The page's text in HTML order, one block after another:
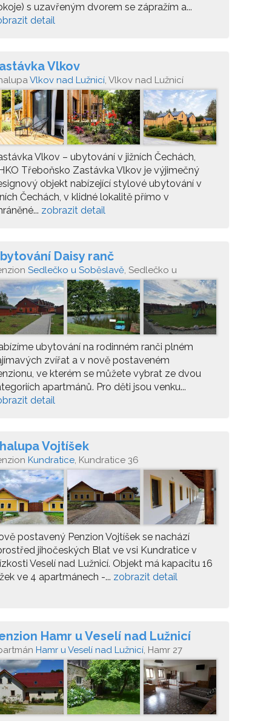
s uzavřeným dvorem se zápražím a...
detail
Vlkov
Vlkov nad Lužnicí, Vlkov nad Lužnicí
Vlkov – ubytování v jižních Čechách,
Třeboňsko Zastávka Vlkov je výjimečný
objekt nabízející stylové ubytování v
Čechách, v klidné lokalitě přímo v
zobrazit detail
Daisy ranč
Sedlečko u Soběslavě, Sedlečko u
55
ubytování na rodinném ranči plném
zvířat a v nově postaveném
ve kterém se můžete vybrat ze dvou
apartmánů. Pro děti jsou venku...
detail
Vojtíšek
Kundratice, Kundratice 36
postavený Penzion Vojtíšek se nachází
jihočeských Blat ve vsi Kundratice v
Veselí nad Lužnicí. Objekt má kapacitu 16
ve 4 apartmánech -... zobrazit detail
Hamr u Veselí nad Lužnicí
Hamr u Veselí nad Lužnicí, Hamr 27